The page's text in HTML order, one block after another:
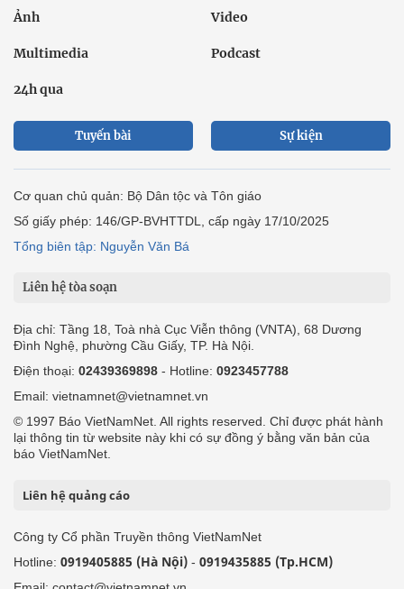
Ảnh Video
Multimedia Podcast
24h qua
Tuyến bài Sự kiện
Cơ quan chủ quản: Bộ Dân tộc và Tôn giáo
Số giấy phép: 146/GP-BVHTTDL, cấp ngày 17/10/2025
Tổng biên tập: Nguyễn Văn Bá
Liên hệ tòa soạn
Địa chỉ: Tầng 18, Toà nhà Cục Viễn thông (VNTA), 68 Dương
Đình Nghệ, phường Cầu Giấy, TP. Hà Nội.
Điện thoại: 02439369898 - Hotline: 0923457788
Email: vietnamnet@vietnamnet.vn
© 1997 Báo VietNamNet. All rights reserved. Chỉ được phát hành
lại thông tin từ website này khi có sự đồng ý bằng văn bản của
báo VietNamNet.
Liên hệ quảng cáo
Công ty Cổ phần Truyền thông VietNamNet
Hotline: 0919405885 (Hà Nội) - 0919435885 (Tp.HCM)